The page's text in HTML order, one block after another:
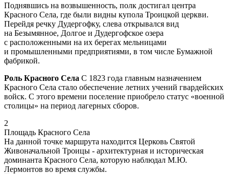
Поднявшись на возвышенность, полк достигал центра
Красного Села, где были видны купола Троицкой церкви.
Перейдя речку Дудергофку, слева открывался вид
на Безымянное, Долгое и Дудергофское озера
с расположенными на их берегах мельницами
и промышленными предприятиями, в том числе Бумажной
фабрикой.
Роль Красного Села С 1823 года главным назначением
Красного Села стало обеспечение летних учений гвардейских
войск. С этого времени поселение приобрело статус «военной
столицы» на период лагерных сборов.
2
Площадь Красного Села
На данной точке маршрута находится Церковь Святой
Живоначальной Троицы - архитектурная и историческая
доминанта Красного Села, которую наблюдал М.Ю.
Лермонтов во время службы.